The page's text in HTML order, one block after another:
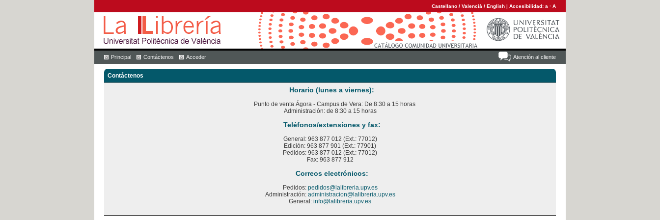
Castellano / Valencià / English | Accesibilidad: a · A
Atención al cliente
Principal Contáctenos Acceder
Contáctenos
Horario (lunes a viernes):
Punto de venta Ágora - Campus de Vera: De 8:30 a 15 horas
Administración: de 8:30 a 15 horas
Teléfonos/extensiones y fax:
General: 963 877 012 (Ext.: 77012)
Edición: 963 877 901 (Ext.: 77901)
Pedidos: 963 877 012 (Ext.: 77012)
Fax: 963 877 912
Correos electrónicos:
Pedidos: pedidos@lalibreria.upv.es
Administración: administracion@lalibreria.upv.es
General: info@lalibreria.upv.es